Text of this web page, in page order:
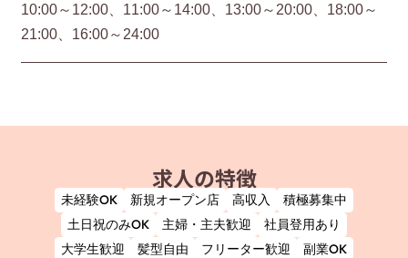
10:00～12:00、11:00～14:00、13:00～20:00、18:00～
21:00、16:00～24:00
求人の特徴
未経験OK 新規オープン店 高収入
積極募集中
土日祝のみOK
主婦・主夫歓迎
社員登用あり
大学生歓迎
髪型自由 フリーター歓迎 副業OK